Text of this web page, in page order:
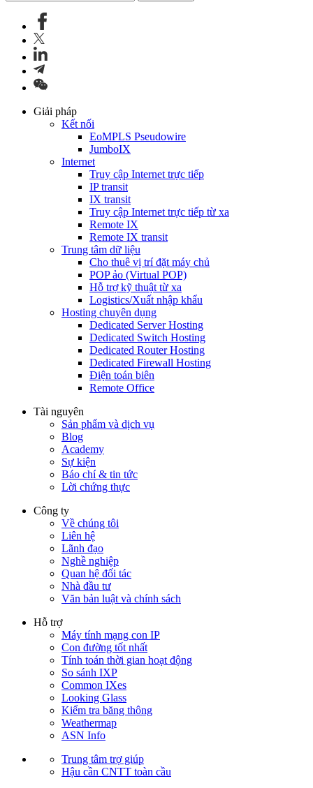
Giải pháp
Kết nối
EoMPLS Pseudowire
JumboIX
Internet
Truy cập Internet trực tiếp
IP transit
IX transit
Truy cập Internet trực tiếp từ xa
Remote IX
Remote IX transit
Trung tâm dữ liệu
Cho thuê vị trí đặt máy chủ
POP ảo (Virtual POP)
Hỗ trợ kỹ thuật từ xa
Logistics/Xuất nhập khẩu
Hosting chuyên dụng
Dedicated Server Hosting
Dedicated Switch Hosting
Dedicated Router Hosting
Dedicated Firewall Hosting
Điện toán biên
Remote Office
Tài nguyên
Sản phẩm và dịch vụ
Blog
Academy
Sự kiện
Báo chí & tin tức
Lời chứng thực
Công ty
Về chúng tôi
Liên hệ
Lãnh đạo
Nghề nghiệp
Quan hệ đối tác
Nhà đầu tư
Văn bản luật và chính sách
Hỗ trợ
Máy tính mạng con IP
Con đường tốt nhất
Tính toán thời gian hoạt động
So sánh IXP
Common IXes
Looking Glass
Kiểm tra băng thông
Weathermap
ASN Info
Trung tâm trợ giúp
Hậu cần CNTT toàn cầu